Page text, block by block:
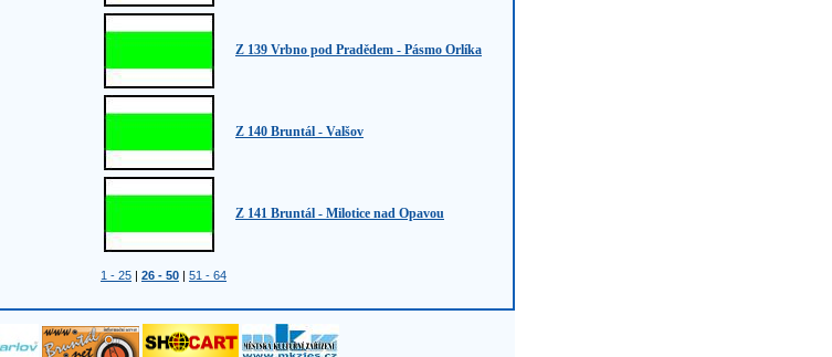
Z 139 Vrbno pod Pradědem - Pásmo Orlíka
Z 140 Bruntál - Valšov
Z 141 Bruntál - Milotice nad Opavou
1 - 25 | 26 - 50 | 51 - 64